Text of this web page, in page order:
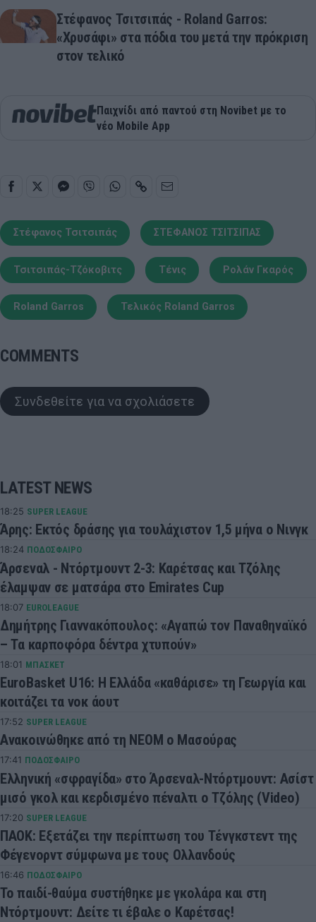
Στέφανος Τσιτσιπάς - Roland Garros:
«Χρυσάφι» στα πόδια του μετά την πρόκριση
στον τελικό
Παιχνίδι από παντού στη Novibet με το
νέο Mobile App
Στέφανος Τσιτσιπάς ΣΤΕΦΑΝΟΣ ΤΣΙΤΣΙΠΑΣ
Τσιτσιπάς-Τζόκοβιτς Τένις Ρολάν Γκαρός
Roland Garros Τελικός Roland Garros
COMMENTS
Συνδεθείτε για να σχολιάσετε
LATEST NEWS
18:25 SUPER LEAGUE
Άρης: Εκτός δράσης για τουλάχιστον 1,5 μήνα ο Νινγκ
18:24 ΠΟΔΟΣΦΑΙΡΟ
Άρσεναλ - Ντόρτμουντ 2-3: Καρέτσας και Τζόλης
έλαμψαν σε ματσάρα στο Emirates Cup
18:07 EUROLEAGUE
Δημήτρης Γιαννακόπουλος: «Αγαπώ τον Παναθηναϊκό
– Τα καρποφόρα δέντρα χτυπούν»
18:01 ΜΠΑΣΚΕΤ
EuroBasket U16: Η Ελλάδα «καθάρισε» τη Γεωργία και
κοιτάζει τα νοκ άουτ
17:52 SUPER LEAGUE
Ανακοινώθηκε από τη ΝΕΟΜ ο Μασούρας
17:41 ΠΟΔΟΣΦΑΙΡΟ
Ελληνική «σφραγίδα» στο Άρσεναλ-Ντόρτμουντ: Ασίστ
μισό γκολ και κερδισμένο πέναλτι ο Τζόλης (Video)
17:20 SUPER LEAGUE
ΠΑΟΚ: Εξετάζει την περίπτωση του Τένγκστεντ της
Φέγενορντ σύμφωνα με τους Ολλανδούς
16:46 ΠΟΔΟΣΦΑΙΡΟ
Το παιδί-θαύμα συστήθηκε με γκολάρα και στη
Ντόρτμουντ: Δείτε τι έβαλε ο Καρέτσας!